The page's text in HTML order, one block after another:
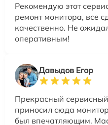
Рекомендую этот
ремонт монитора, все
качественно. Не
оперативным!
Давыдов Егор
Прекрасный
приносил сюда
был впечатляющим.